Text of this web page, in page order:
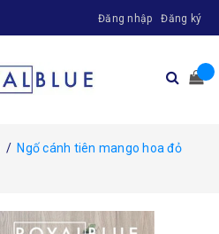
Đăng nhập Đăng ký
/ Ngố cánh tiên mango hoa đỏ